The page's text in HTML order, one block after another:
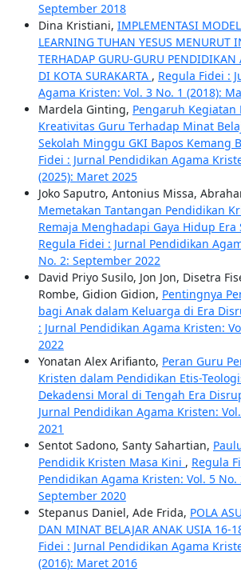
September 2018
Dina Kristiani, IMPLEMENTASI
LEARNING TUHAN YESUS MENURUT
TERHADAP GURU-GURU PENDIDIKAN
DI KOTA SURAKARTA , Regula Fidei :
Agama Kristen: Vol. 3 No. 1 (2018):
Mardela Ginting, Pengaruh Kegiatan
Kreativitas Guru Terhadap Minat
Sekolah Minggu GKI Bapos Kemang
Fidei : Jurnal Pendidikan Agama
(2025): Maret 2025
Joko Saputro, Antonius Missa,
Memetakan Tantangan Pendidikan
Remaja Menghadapi Gaya Hidup Era
Regula Fidei : Jurnal Pendidikan
No. 2: September 2022
David Priyo Susilo, Jon Jon, Disetra
Rombe, Gidion Gidion, Pentingnya
bagi Anak dalam Keluarga di Era
: Jurnal Pendidikan Agama Kristen:
2022
Yonatan Alex Arifianto, Peran Guru
Kristen dalam Pendidikan Etis-
Dekadensi Moral di Tengah Era
Jurnal Pendidikan Agama Kristen:
2021
Sentot Sadono, Santy Sahartian,
Pendidik Kristen Masa Kini , Regula
Pendidikan Agama Kristen: Vol. 5 No.
September 2020
Stepanus Daniel, Ade Frida, POLA
DAN MINAT BELAJAR ANAK USIA 16-
Fidei : Jurnal Pendidikan Agama
(2016): Maret 2016